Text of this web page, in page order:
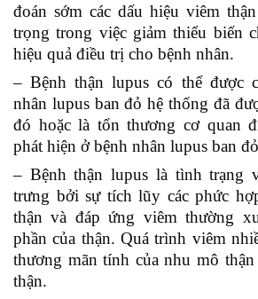
đoán sớm các dấu hiệu viêm
trọng trong việc giảm thiểu biến
hiệu quả điều trị cho bệnh nhân.
– Bệnh thận lupus có thể được
nhân lupus ban đỏ hệ thống đã
đó hoặc là tổn thương cơ quan
phát hiện ở bệnh nhân lupus ban
– Bệnh thận lupus là tình trạng
trưng bởi sự tích lũy các phức
thận và đáp ứng viêm thường
phần của thận. Quá trình viêm
thương mãn tính của nhu mô
thận.